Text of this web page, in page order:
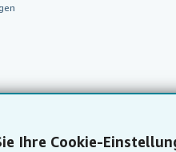
Ihre Cookie-